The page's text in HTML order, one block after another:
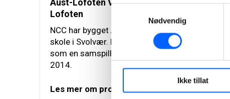
Nødvendig
Ikke tillat
Aust-Lofoten Videregående skole,
Lofoten
NCC har bygget Aust Lofoten videregående
skole i Svolvær. Prosjektet ble gjennomført
som en samspillentreprise og ble ferdigstilt i
2014.
Les mer om prosjektet